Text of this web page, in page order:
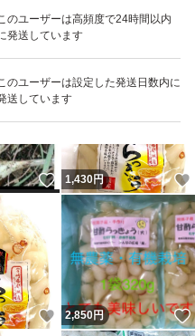
のユーザーは高頻度で24時間以内
発送しています
のユーザーは設定した発送日数内に
送しています
いいね！
3,600
いいね！
1,430円
いいね！
2,850円